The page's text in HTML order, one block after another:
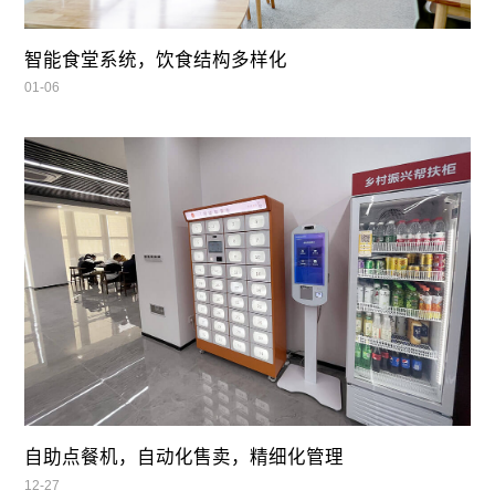
智能食堂系统，饮食结构多样化
01-06
自助点餐机，自动化售卖，精细化管理
12-27